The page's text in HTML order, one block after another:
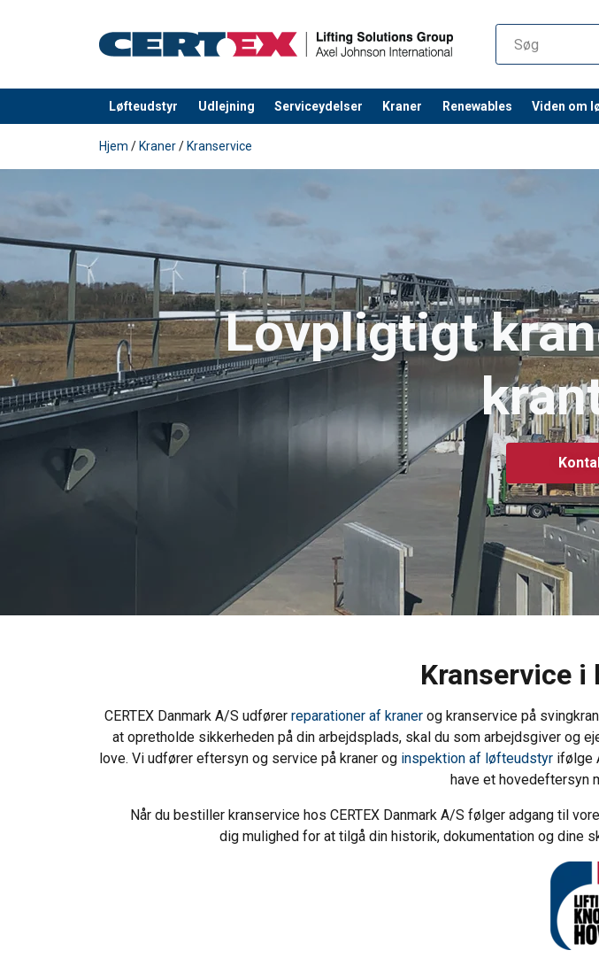
Løfteudstyr Udlejning Serviceydelser Kraner Renewables Viden om
Produktet blev tilføjet til din forespørgsel
Hjem / Kraner/ Kranservice
Lovpligtigt
Kranservice i
CERTEX Danmark A/S udfører reparationer af kranerog kranservice på
at opretholde sikkerheden på din arbejdsplads, skal du som arbejdsgiver og
love. Vi udfører eftersyn og service på kraner og inspektion af løfteudstyr ifølge
have et hovedeftersyn
Når du bestiller kranservice hos CERTEX Danmark A/S følger adgang til
dig mulighed for at tilgå din historik, dokumentation og dine